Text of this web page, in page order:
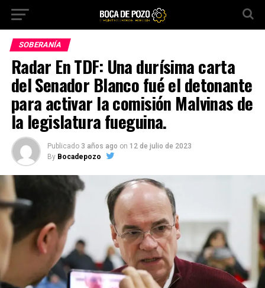
SOBERANÍA
Radar En TDF: Una durísima carta
del Senador Blanco fué el detonante
para activar la comisión Malvinas de
la legislatura fueguina.
Publicado 3 años ago on 12 de julio de 2023
By Bocadepozo